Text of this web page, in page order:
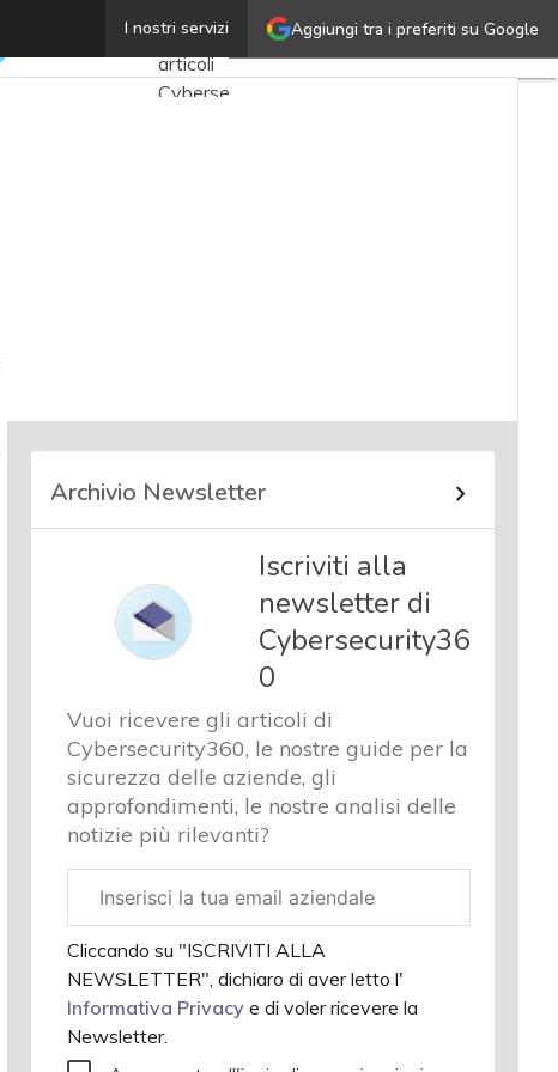
Aggiungi tra i preferiti su Google
I nostri servizi
Leila TessaroloUltimi
articoli
Cybersecurity
News,
attualità
Cyber
sicurezza
e privacy
Corsi
Chi
siamo
Archivio Newsletter
Iscriviti alla
newsletter di
Cybersecurity36
0
Vuoi ricevere gli articoli di
Cybersecurity360, le nostre guide per la
sicurezza delle aziende, gli
approfondimenti, le nostre analisi delle
notizie più rilevanti?
aziendale
Cliccando su "ISCRIVITI ALLA
NEWSLETTER", dichiaro di aver letto l'
Informativa Privacye di voler ricevere la
Newsletter.